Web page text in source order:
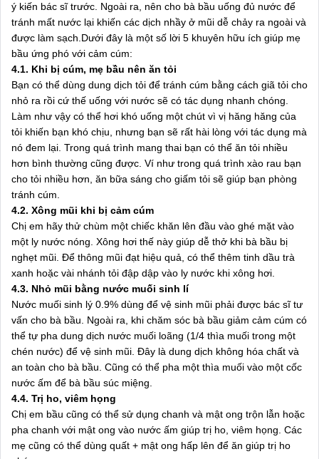
ý kiến bác sĩ trước. Ngoài ra, nên cho bà bầu uống đủ nước để
tránh mất nước lại khiến các dịch nhầy ở mũi dễ chảy ra ngoài và
được làm sạch.Dưới đây là một số lời 5 khuyên hữu ích giúp mẹ
bầu ứng phó với cảm cúm:
4.1. Khi bị cúm, mẹ bầu nên ăn tỏi
Bạn có thể dùng dung dịch tỏi để tránh cúm bằng cách giã tỏi cho
nhỏ ra rồi cứ thế uống với nước sẽ có tác dụng nhanh chóng.
Làm như vậy có thể hơi khó uống một chút vì vị hăng hăng của
tỏi khiến bạn khó chịu, nhưng bạn sẽ rất hài lòng với tác dụng mà
nó đem lại. Trong quá trình mang thai bạn có thể ăn tỏi nhiều
hơn bình thường cũng được. Ví như trong quá trình xào rau bạn
cho tỏi nhiều hơn, ăn bữa sáng cho giấm tỏi sẽ giúp bạn phòng
tránh cúm.
4.2. Xông mũi khi bị cảm cúm
Chị em hãy thử chùm một chiếc khăn lên đầu vào ghé mặt vào
một ly nước nóng. Xông hơi thế này giúp dễ thở khi bà bầu bị
nghẹt mũi. Để thông mũi đạt hiệu quả, có thể thêm tinh dầu trà
xanh hoặc vài nhánh tỏi đập dập vào ly nước khi xông hơi.
4.3. Nhỏ mũi bằng nước muối sinh lí
Nước muối sinh lý 0.9% dùng để vệ sinh mũi phải được bác sĩ tư
vấn cho bà bầu. Ngoài ra, khi chăm sóc bà bầu giảm cảm cúm có
thể tự pha dung dịch nước muối loãng (1/4 thìa muối trong một
chén nước) để vệ sinh mũi. Đây là dung dịch không hóa chất và
an toàn cho bà bầu. Cũng có thể pha một thìa muối vào một cốc
nước ấm để bà bầu súc miệng.
4.4. Trị ho, viêm họng
Chị em bầu cũng có thể sử dụng chanh và mật ong trộn lẫn hoặc
pha chanh với mật ong vào nước ấm giúp trị ho, viêm họng. Các
mẹ cũng có thể dùng quất + mật ong hấp lên để ăn giúp trị ho